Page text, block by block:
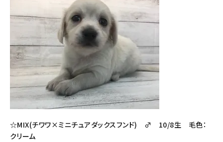
☆MIX(チワワ×ミニチュアダックスフンド) ♂ 10/8生 毛色：
クリーム